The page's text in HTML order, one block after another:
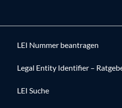
LEI Nummer beantragen
Legal Entity Identifier –
LEI Suche